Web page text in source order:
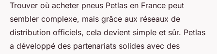
Trouver où acheter pneus Petlas en France peut
sembler complexe, mais grâce aux réseaux de
distribution officiels, cela devient simple et sûr. Petlas
a développé des partenariats solides avec des